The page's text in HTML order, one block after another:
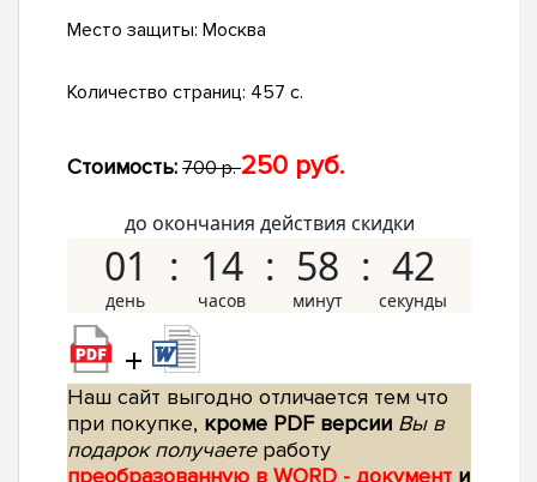
Место защиты: Москва
Количество страниц: 457 с.
Стоимость: 700 р.250 руб.
до окончания действия скидки
01 14 58 41
+
Наш сайт выгодно отличается тем что
при покупке, кроме PDF версии Вы в
подарок получаетеработу
преобразованную в WORD - документ и